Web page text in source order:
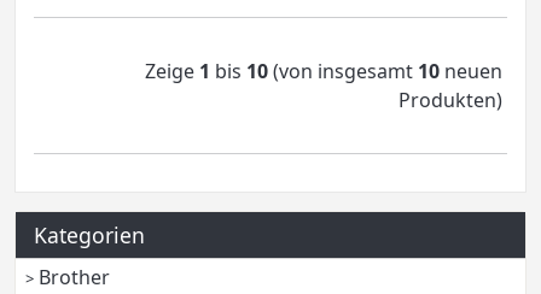
Zeige 1 bis 10(von insgesamt 10 neuen
Produkten)
Kategorien
Brother